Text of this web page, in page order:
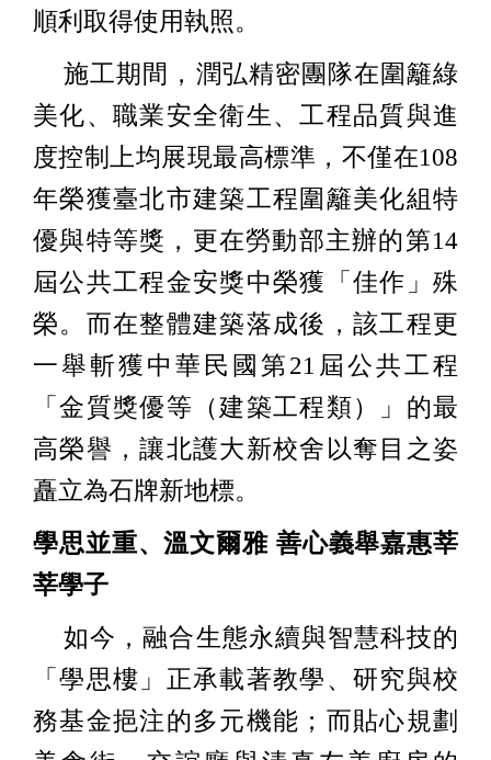
順利取得使用執照。
施工期間，潤弘精密團隊在圍籬綠
美化、職業安全衛生、工程品質與進
度控制上均展現最高標準，不僅在108
年榮獲臺北市建築工程圍籬美化組特
優與特等獎，更在勞動部主辦的第14
屆公共工程金安獎中榮獲「佳作」殊
榮。而在整體建築落成後，該工程更
一舉斬獲中華民國第21屆公共工程
「金質獎優等（建築工程類）」的最
高榮譽，讓北護大新校舍以奪目之姿
矗立為石牌新地標。
學思並重、溫文爾雅 善心義舉嘉惠莘
莘學子
如今，融合生態永續與智慧科技的
「學思樓」正承載著教學、研究與校
務基金挹注的多元機能；而貼心規劃